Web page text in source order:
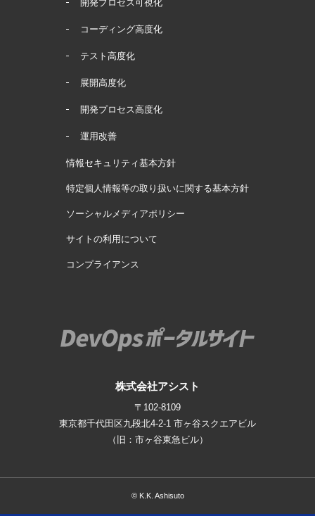
株式会社アシスト
〒102-8109
東京都千代田区九段北4-2-1 市ヶ谷スクエアビル
（旧：市ヶ谷東急ビル）
開発プロセス可視化
コーディング高度化
テスト高度化
展開高度化
開発プロセス高度化
運用改善
情報セキュリティ基本方針
特定個人情報等の取り扱いに関する基本方針
ソーシャルメディアポリシー
サイトの利用について
コンプライアンス
© K.K. Ashisuto